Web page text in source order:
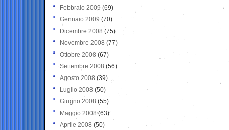
Febbraio 2009 (69)
Gennaio 2009 (70)
Dicembre 2008 (75)
Novembre 2008 (77)
Ottobre 2008 (67)
Settembre 2008 (56)
Agosto 2008 (39)
Luglio 2008 (50)
Giugno 2008 (55)
Maggio 2008(63)
Aprile 2008 (50)